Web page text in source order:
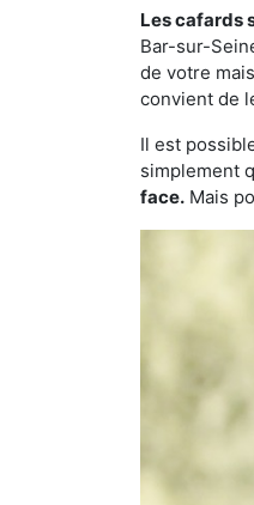
Les cafards
Bar-sur-
de votre
convient de
Il est
simplement
face. Mais